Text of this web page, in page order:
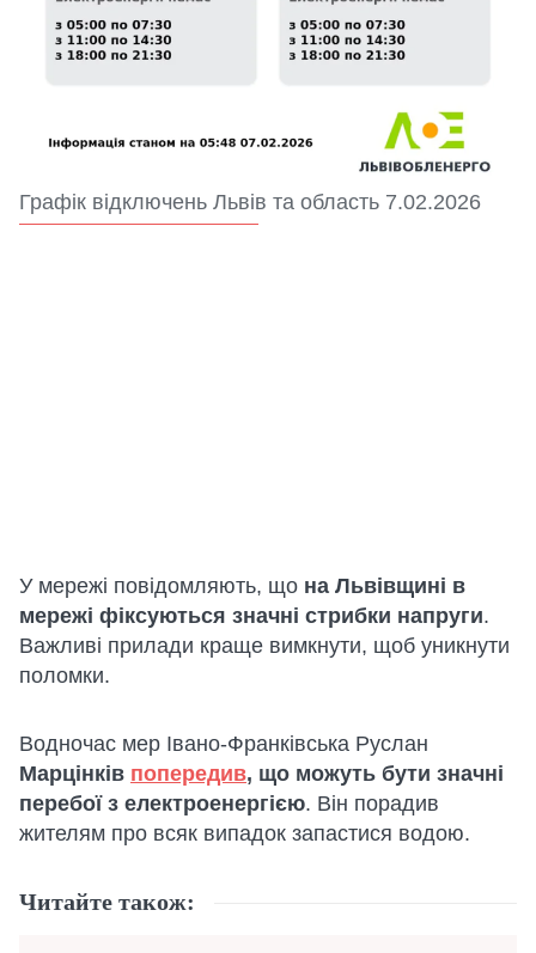
Графік відключень Львів та область 7.02.2026
У мережі повідомляють, що на Львівщині в
мережі фіксуються значні стрибки напруги.
Важливі прилади краще вимкнути, щоб уникнути
поломки.
Водночас мер Івано-Франківська Руслан
Марцінків попередив, що можуть бути значні
перебої з електроенергією. Він порадив
жителям про всяк випадок запастися водою.
Читайте також: